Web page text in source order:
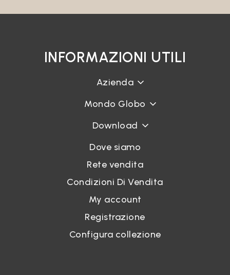
INFORMAZIONI UTILI
Azienda
Mondo Globo
Download
Dove siamo
Rete vendita
Condizioni Di Vendita
My account
Registrazione
Configura collezione